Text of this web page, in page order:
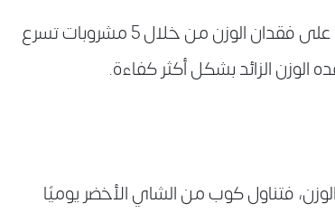
لذلك نقدم لكِ طريقة آمنة وسهلة تساعد على فقدان الوزن من خلال 5 مشروبات تسرع
الزائد بشكل أكثر كفاءة.
فتناول كوب من الشاي الأخضر يوميًا